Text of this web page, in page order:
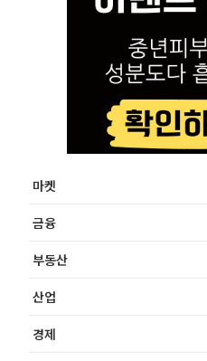
마켓
금융
부동산
산업
경제